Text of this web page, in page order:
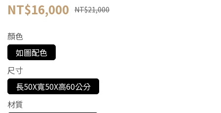
NT$16,000 NT$21,000
顏色
如圖配色
尺寸
長50X寬50X高60公分
材質